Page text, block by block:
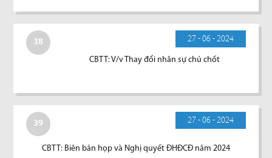
38 27 - 06 - 2024
CBTT: V/v Thay đổi nhân sự chủ chốt
39 27 - 06 - 2024
CBTT: Biên bản họp và Nghị quyết ĐHĐCĐ năm 2024